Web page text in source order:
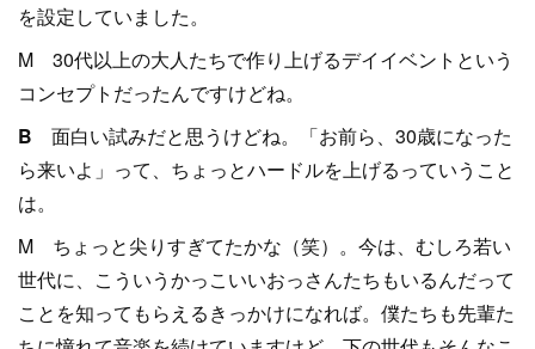
を設定していました。
M 30代以上の大人たちで作り上げるデイイベントという
コンセプトだったんですけどね。
B 面白い試みだと思うけどね。「お前ら、30歳になった
ら来いよ」って、ちょっとハードルを上げるっていうこと
は。
M ちょっと尖りすぎてたかな（笑）。今は、むしろ若い
世代に、こういうかっこいいおっさんたちもいるんだって
ことを知ってもらえるきっかけになれば。僕たちも先輩た